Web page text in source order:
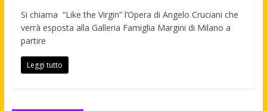
Si chiama “Like the Virgin” l’Opera di Angelo Cruciani che
verrà esposta alla Galleria Famiglia Margini di Milano a
partire
Leggi tutto